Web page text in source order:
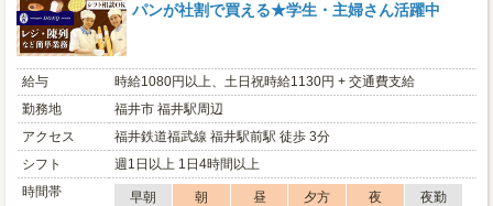
パンが社割で買える★学生・主婦さん活躍中
給与
時給1080円以上、土日祝時給1130円 + 交通費支給
勤務地
福井市 福井駅周辺
アクセス
福井鉄道福武線 福井駅前駅 徒歩 3分
シフト
週1日以上 1日4時間以上
時間帯
早朝 朝 昼 夕方 夜
夜勤